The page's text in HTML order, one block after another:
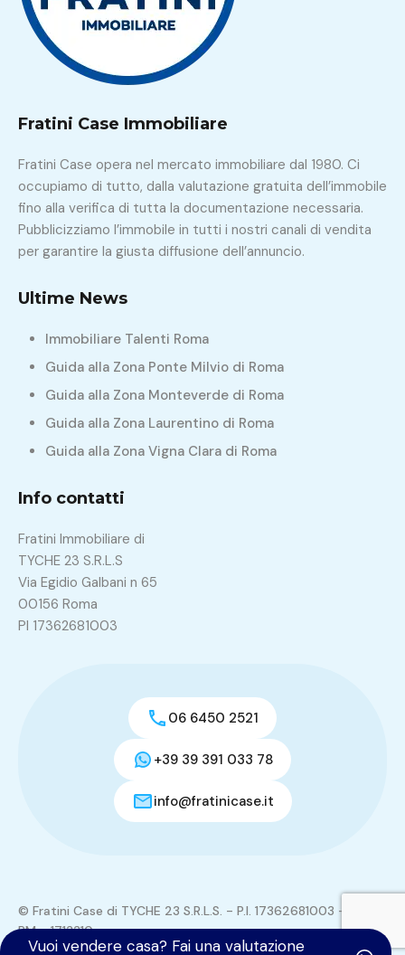
Fratini Case Immobiliare
Fratini Case opera nel mercato immobiliare dal 1980. Ci
occupiamo di tutto, dalla valutazione gratuita dell’immobile
fino alla verifica di tutta la documentazione necessaria.
Pubblicizziamo l’immobile in tutti i nostri canali di vendita
per garantire la giusta diffusione dell’annuncio.
Ultime News
Immobiliare Talenti Roma
Guida alla Zona Ponte Milvio di Roma
Guida alla Zona Monteverde di Roma
Guida alla Zona Laurentino di Roma
Guida alla Zona Vigna Clara di Roma
Info contatti
Fratini Immobiliare di
TYCHE 23 S.R.L.S
Via Egidio Galbani n 65
00156 Roma
PI 17362681003
06 6450 2521
+39 39 391 033 78
info@fratinicase.it
© Fratini Case di TYCHE 23 S.R.L.S. - P.I. 17362681003 - REA:
RM - 1713310
Tutti i contenuti del sito sono di proprietà di TYCHE 23
Vuoi vendere casa? Fai una valutazione